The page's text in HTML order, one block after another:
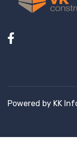
Powered by KK